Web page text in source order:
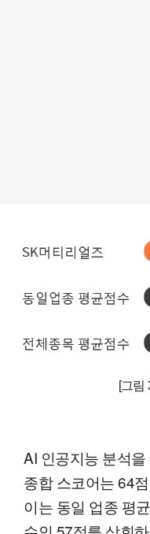
[그림
AI 인공지능 분석
종합 스코어는 64
이는 동일 업종 평